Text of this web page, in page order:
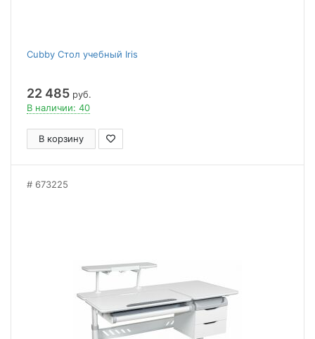
Cubby Стол учебный Iris
22 485 руб.
В наличии: 40
В корзину
673225